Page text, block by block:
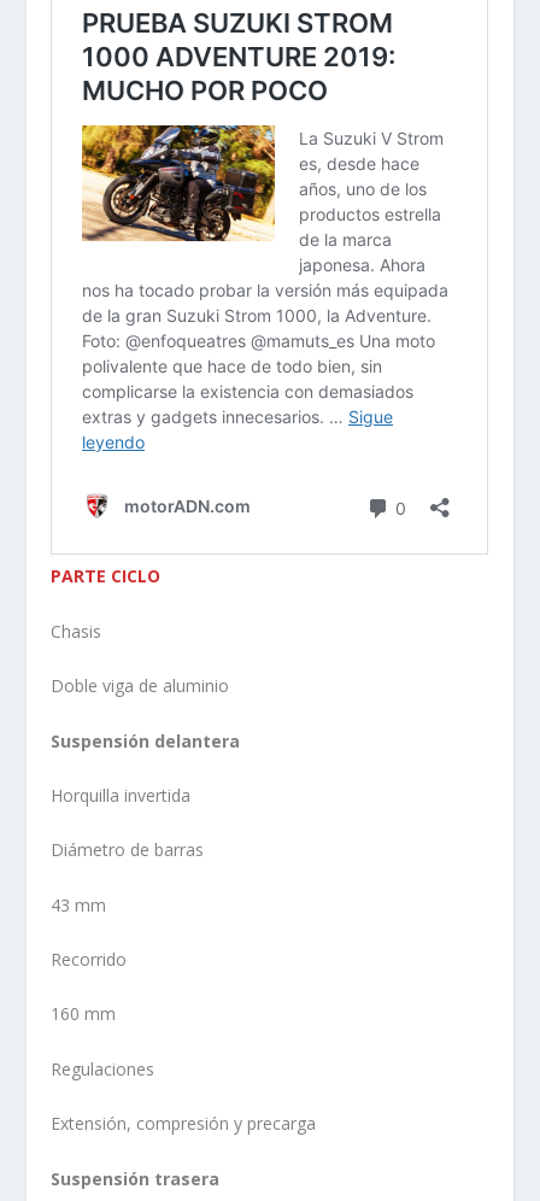
PARTE CICLO
Chasis
Doble viga de aluminio
Suspensión delantera
Horquilla invertida
Diámetro de barras
43 mm
Recorrido
160 mm
Regulaciones
Extensión, compresión y precarga
Suspensión trasera